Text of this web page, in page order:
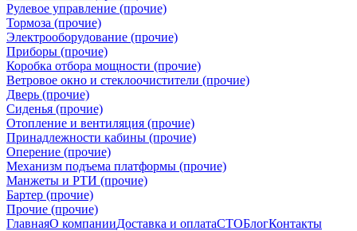
Рулевое управление (прочие)
Тормоза (прочие)
Электрооборудование (прочие)
Приборы (прочие)
Коробка отбора мощности (прочие)
Ветровое окно и стеклоочистители (прочие)
Дверь (прочие)
Сиденья (прочие)
Отопление и вентиляция (прочие)
Принадлежности кабины (прочие)
Оперение (прочие)
Механизм подъема платформы (прочие)
Манжеты и РТИ (прочие)
Бартер (прочие)
Прочие (прочие)
ГлавнаяО компанииДоставка и оплатаСТОБлогКонтакты